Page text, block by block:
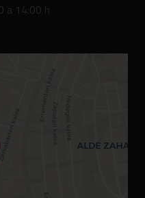
a 14:00 h